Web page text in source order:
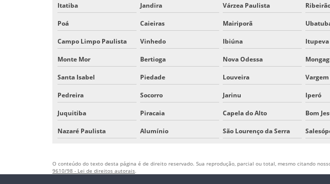
Itatiba Jandira Várzea Paulista
Poá Caieiras Mairiporã
Campo Limpo Paulista Vinhedo Ibiúna Itupeva
Monte Mor Bertioga Nova Odessa
Santa Isabel Piedade Louveira
Pedreira Socorro Jarinu Iperó
Juquitiba Piracaia Capela do Alto Bom
Nazaré Paulista Alumínio São Lourenço da Serra
O conteúdo do texto desta página é de direito reservado. Sua reprodução, parcial ou total, mesmo citando
9610/98 - Lei de direitos autorais.